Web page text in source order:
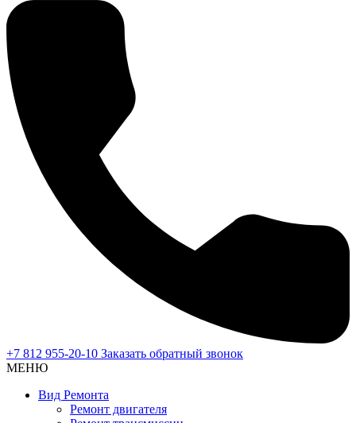
+7 812 955-20-10 Заказать обратный звонок
МЕНЮ
Вид Ремонта
Ремонт двигателя